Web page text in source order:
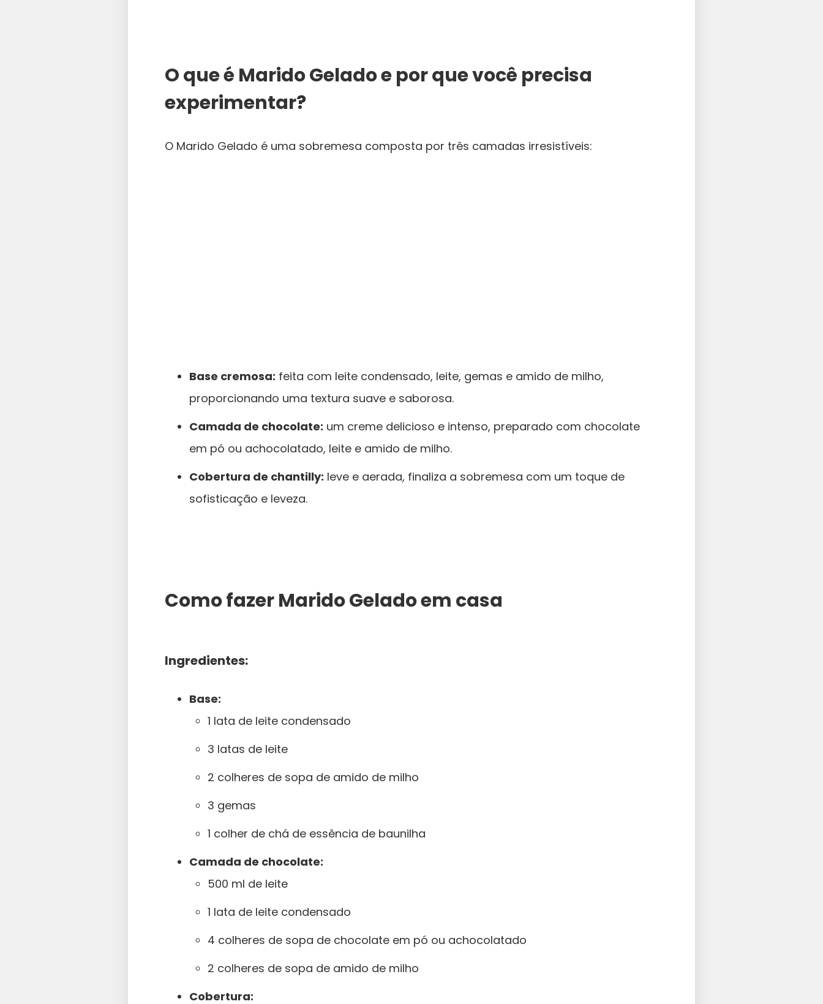
O que é Marido Gelado e por que você precisa
experimentar?
O Marido Gelado é uma sobremesa composta por três camadas irresistíveis:
Base cremosa: feita com leite condensado, leite, gemas e amido de milho,
proporcionando uma textura suave e saborosa.
Camada de chocolate: um creme delicioso e intenso, preparado com chocolate
em pó ou achocolatado, leite e amido de milho.
Cobertura de chantilly: leve e aerada, finaliza a sobremesa com um toque de
sofisticação e leveza.
Como fazer Marido Gelado em casa
Ingredientes:
Base:
1 lata de leite condensado
3 latas de leite
2 colheres de sopa de amido de milho
3 gemas
1 colher de chá de essência de baunilha
Camada de chocolate:
500 ml de leite
1 lata de leite condensado
4 colheres de sopa de chocolate em pó ou achocolatado
2 colheres de sopa de amido de milho
Cobertura: